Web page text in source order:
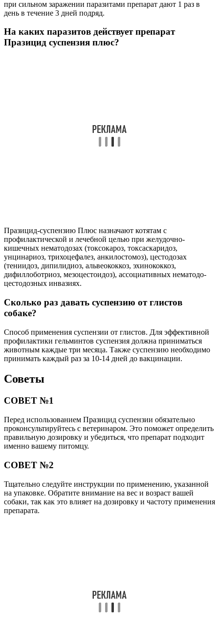
при сильном заражении паразитами препарат дают 1 раз в
день в течение 3 дней подряд.
На каких паразитов действует препарат
Празицид суспензия плюс?
Празицид-суспензию Плюс назначают котятам с
профилактической и лечебной целью при желудочно-
кишечных нематодозах (токсокароз, токсаскаридоз,
унцинариоз, трихоцефалез, анкилостомоз), цестодозах
(тениидоз, дипилидиоз, альвеококкоз, эхинококкоз,
дифиллоботриоз, мезоцестоидоз), ассоциативных нематодо-
цестодозных инвазиях.
Сколько раз давать суспензию от глистов
собаке?
Способ применения суспензии от глистов. Для эффективной
профилактики гельминтов суспензия должна приниматься
животным каждые три месяца. Также суспензию необходимо
принимать каждый раз за 10-14 дней до вакцинации.
Советы
СОВЕТ №1
Перед использованием Празицид суспензии обязательно
проконсультируйтесь с ветеринаром. Это поможет определить
правильную дозировку и убедиться, что препарат подходит
именно вашему питомцу.
СОВЕТ №2
Тщательно следуйте инструкции по применению, указанной
на упаковке. Обратите внимание на вес и возраст вашей
собаки, так как это влияет на дозировку и частоту применения
препарата.